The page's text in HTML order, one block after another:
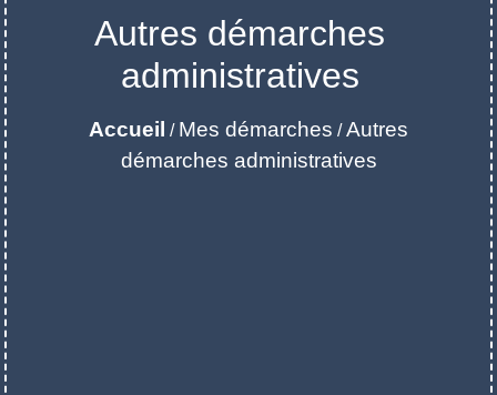
Autres démarches
administratives
Accueil / Mes démarches /Autres
démarches administratives